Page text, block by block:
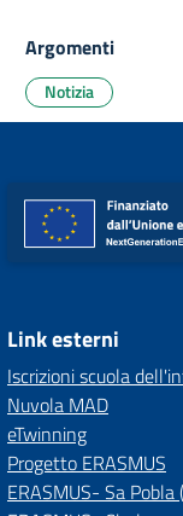
Argomenti
Notizia
Link esterni
Iscrizioni scuola
Nuvola MAD
eTwinning
Progetto ERASMUS
ERASMUS- Sa Pobla